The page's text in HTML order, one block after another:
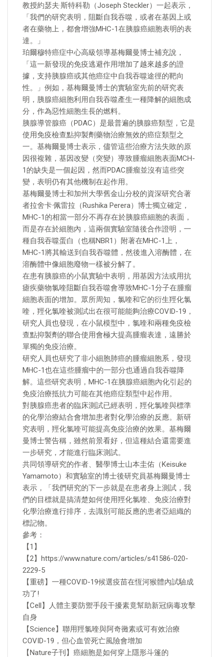
教授約瑟夫·斯特科勒（Joseph Steckler）一起表示，
「我們的研究表明，阻斷自我吞噬，或者在基因上或
者在藥物上，都會增強MHC-1在胰腺癌細胞表明的表
達。」
珀爾穆特癌症中心高級領導基梅爾曼博士補充說，
「這一新發現的免疫逃避作用增加了越來越多的證
據，支持胰腺癌或其他癌症中自我吞噬途徑的靶向
性。」例如，基梅爾曼博士的實驗室先前的研究表
明，胰腺癌細胞利用自我吞噬產生一種降解的細胞成
分，作為惡性細胞生長的燃料。
胰腺導管腺癌（PDAC）是最普遍的胰腺癌類型，它是
使用免疫檢查點抑製劑藥物治療無效的癌症類型之
一。基梅爾曼博士表示，儘管這些治療方法失敗的原
因很複雜，基因改變（突變）導致腫瘤細胞表面MCH-
1的缺失是一個起因，然而PDAC腫瘤並沒有這些突
變，表明仍有其他機制在起作用。
基梅爾曼博士和加州大學舊金山分校的資深研究合著
者拉舍卡·佩雷拉（Rushika Perera）博士獨立確定，
MHC-1的相當一部分不再存在於胰腺癌細胞的表面，
而是存在於細胞內，這兩個實驗室隨後合作證明，一
種自我吞噬蛋白（也稱NBR1）附著在MHC-1上，
MHC-1將其輸送到自我吞噬體，然後進入溶酶體，在
溶酶體中像細胞廢物一樣被分解了。
在患有胰腺癌的小鼠實驗中表明，用基因方法或用抗
瘧疾藥物氯喹阻斷自我吞噬會導致MHC-1分子在腫瘤
細胞表面的增加。眾所周知，氯喹和它的衍生羥化氯
喹，羥化氯喹被測試出在很可能能夠治療COVID-19，
研究人員也發現，在小鼠模型中，氯喹和兩種免疫檢
查點抑製劑的聯合使用會極大提高腫瘤表達，遠勝於
單獨的免疫治療。
研究人員也研究了非小細胞肺癌的腫瘤細胞系，發現
MHC-1也在這些腫瘤中的一部分也通過自我吞噬降
解。這些研究表明，MHC-1在胰腺癌細胞內化引起的
免疫治療抵抗力可能在其他癌症類型中起作用。
對胰腺癌患者的臨床測試已經表明，羥化氯喹與標準
的化學治療結合會增加患者對化學治療的反應。新研
究表明，羥化氯喹可能提高免疫治療的效果。基梅爾
曼博士警告稱，雖然前景看好，但這種結合還需要進
一步研究，才能進行臨床測試。
共同領導研究的作者、醫學博士山本圭佑（Keisuke
Yamamoto）和實驗室的博士後研究員基梅爾曼博士
表示，「我們研究的下一步就是在患者身上測試，我
們的目標就是搞清楚如何使用羥化氯喹、免疫治療對
化學治療進行排序，去識別可能反應的患者亞組織的
標記物。
參考：
【1】
【2】https://www.nature.com/articles/s41586-020-
2229-5
【重磅】一種COVID-19候選疫苗在恆河猴體內試驗成
功了!
【Cell】人體主要防禦手段干擾素竟幫助新冠病毒攻擊
自身
【Science】聯用羥氯喹與阿奇黴素或可有效治療
COVID-19，但心血管死亡風險會增加
【Nature子刊】癌細胞是如何穿上隱形斗篷的